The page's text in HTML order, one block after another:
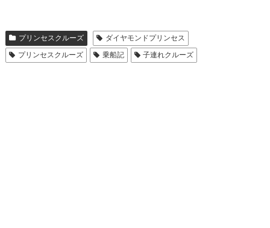
プリンセスクルーズ
ダイヤモンドプリンセス
プリンセスクルーズ
乗船記 子連れクルーズ